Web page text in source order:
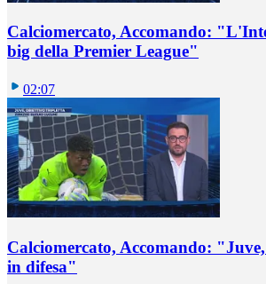
Calciomercato, Accomando:
big della Premier League"
02:07
Calciomercato, Accomando:
in difesa"